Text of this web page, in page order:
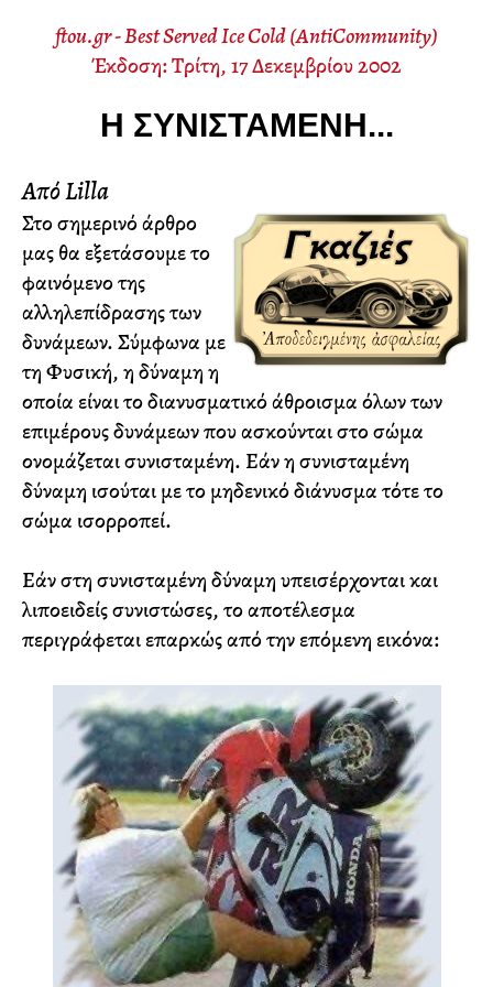
ftou.gr - Best Served Ice Cold (AntiCommunity)
Έκδοση: Τρίτη, 17 Δεκεμβρίου 2002
Η ΣΥΝΙΣΤΑΜΈΝΗ...
Από Lilla
Στο σημερινό άρθρο
μας θα εξετάσουμε το
φαινόμενο της
αλληλεπίδρασης των
δυνάμεων. Σύμφωνα με
τη Φυσική, η δύναμη η
οποία είναι το διανυσματικό άθροισμα όλων των
επιμέρους δυνάμεων που ασκούνται στο σώμα
ονομάζεται συνισταμένη. Εάν η συνισταμένη
δύναμη ισούται με το μηδενικό διάνυσμα τότε το
σώμα ισορροπεί.
Εάν στη συνισταμένη δύναμη υπεισέρχονται και
λιποειδείς συνιστώσες, το αποτέλεσμα
περιγράφεται επαρκώς από την επόμενη εικόνα: